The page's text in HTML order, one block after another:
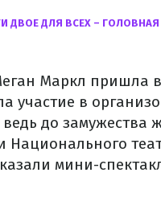
ДВОЕ ДЛЯ ВСЕХ –
Маркл пришла
участие в
до
Национального
мини-